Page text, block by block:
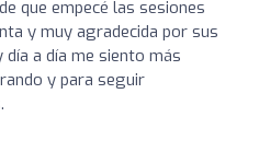
que empecé las sesiones
y muy agradecida por sus
a día me siento más
y para seguir